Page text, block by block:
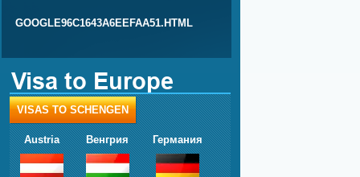
GOOGLE96C1643A6EEFAA51.HTML
VISAS TO SCHENGEN
Austria Венгрия Германия